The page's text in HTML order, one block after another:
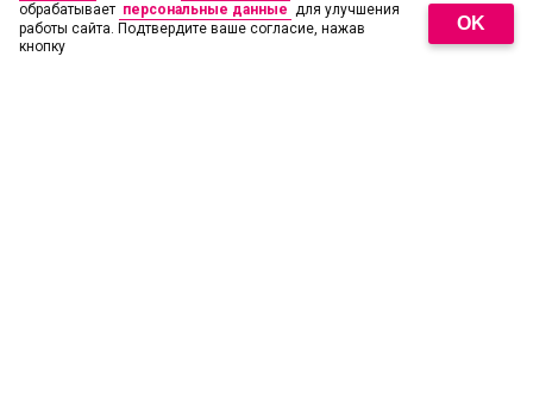
обрабатывает персональные данные для улучшения
работы сайта. Подтвердите ваше согласие, нажав
кнопку
OK